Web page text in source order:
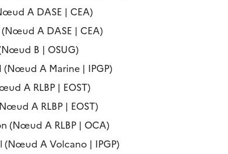
A DASE | CEA)
A DASE | CEA)
B | OSUG)
(Nœud A Marine | IPGP)
A RLBP | EOST)
A RLBP | EOST)
(Nœud A RLBP | OCA)
(Nœud A Volcano | IPGP)